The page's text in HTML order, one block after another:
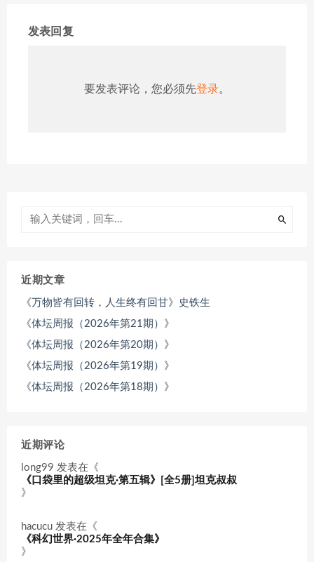
发表回复
要发表评论，您必须先登录。
近期文章
《万物皆有回转，人生终有回甘》史铁生
《体坛周报（2026年第21期）》
《体坛周报（2026年第20期）》
《体坛周报（2026年第19期）》
《体坛周报（2026年第18期）》
近期评论
long99 发表在《
《口袋里的超级坦克·第五辑》[全5册]坦克叔叔
》
hacucu 发表在《
《科幻世界·2025年全年合集》
》